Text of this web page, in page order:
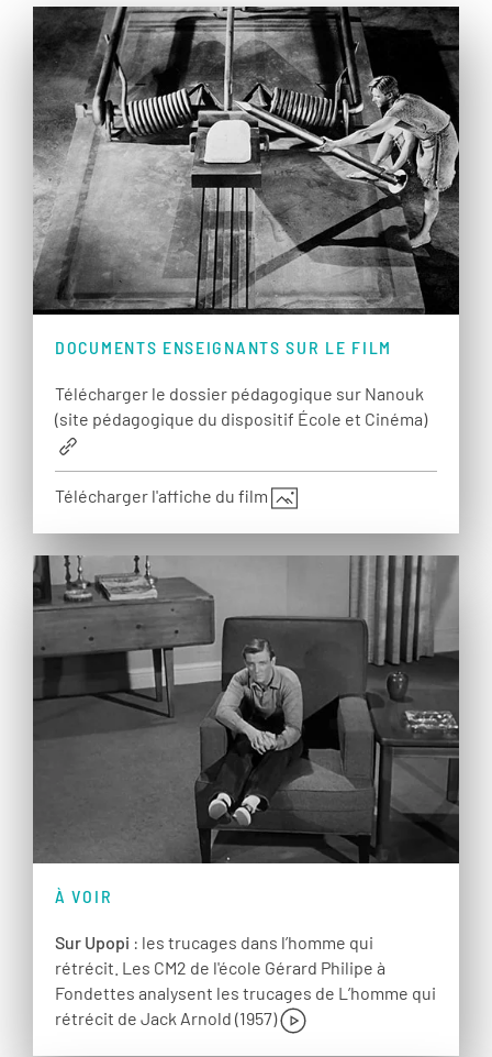
DOCUMENTS ENSEIGNANTS SUR LE FILM
Télécharger le dossier pédagogique sur Nanouk
(site pédagogique du dispositif École et Cinéma)
Télécharger l'affiche du film
À VOIR
Sur Upopi : les trucages dans l’homme qui
rétrécit. Les CM2 de l'école Gérard Philipe à
Fondettes analysent les trucages de L’homme qui
rétrécit de Jack Arnold (1957)